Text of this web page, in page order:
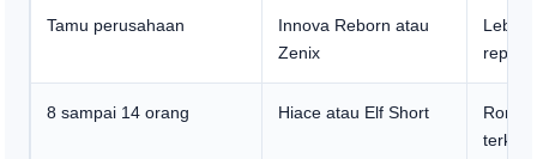
Tamu perusahaan
Innova Reborn atau
Zenix
Lebih
8 sampai 14 orang Hiace atau Elf Short